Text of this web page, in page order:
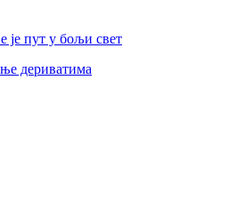
је пут у бољи свет
дериватима